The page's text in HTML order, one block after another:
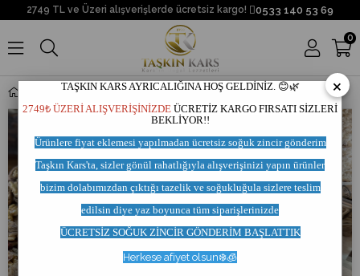
2749 TL ve Üzeri alışverişlerde ücretsiz kargo! 0533 140 53 69
0
2 Yıllık Kars Eski Kaşar Peyniri ×
TAŞKIN KARS AYRICALIĞINA HOŞ GELDİNİZ. 😊🌿
2749₺ ÜZERİ ALIŞVERİŞİNİZDE ÜCRETİZ KARGO FIRSATI SİZLERİ
BEKLİYOR!!
Ürünlere fiyat eklemesi yapılmadan ücretsiz soğuk zincirgönderim
Taşkın Kars'ta, sizler gönül rahatlığıyla alışverişinizi yapın ürünler
bizim dolabımızdan çıktığı tazelik ve soğukluğula sizlere teslim
edilsin diye yaz boyunca tüm siparişlerinizde
ÜCRETSİZ SOĞUK ZİNCİR GÖNDERİM BAŞLATTIK
Herkese afiyet olsun❄️🧊